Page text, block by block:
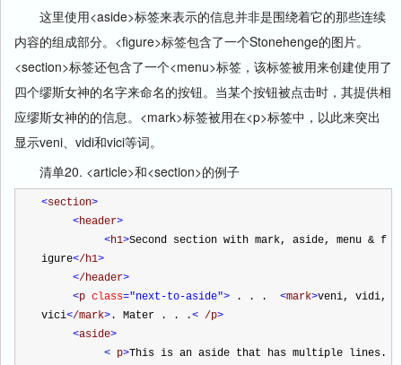
这里使用<aside>标签来表示的信息并非是围绕着它的那些连续
内容的组成部分。<figure>标签包含了一个Stonehenge的图片。
<section>标签还包含了一个<menu>标签，该标签被用来创建使用了
四个缪斯女神的名字来命名的按钮。当某个按钮被点击时，其提供相
应缪斯女神的的信息。<mark>标签被用在<p>标签中，以此来突出
显示veni、vidi和vici等词。
清单20. <article>和<section>的例子
<section>
<header>
<h1>Second section with mark, aside, menu & f
igure</h1>
</header>
<p class="next-to-aside"> . . . <mark>veni, vidi,
vici</mark>. Mater . . .< /p>
<aside>
< p>This is an aside that has multiple lines.